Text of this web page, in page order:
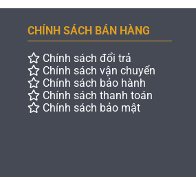
CHÍNH SÁCH BÁN HÀNG
Chính sách đổi trả
Chính sách vận chuyển
Chính sách bảo hành
Chính sách thanh toán
Chính sách bảo mật